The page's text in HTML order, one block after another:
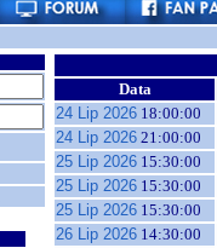
Data
24 Lip 2026 18:00:00
24 Lip 2026 21:00:00
25 Lip 2026 15:30:00
25 Lip 2026 15:30:00
25 Lip 2026 15:30:00
26 Lip 2026 14:30:00